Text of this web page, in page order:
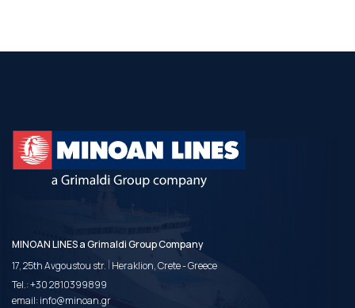
MINOAN LINES a Grimaldi Group Company
17, 25th Avgoustou str. | Heraklion, Crete - Greece
Tel.:+30 2810399899
email:info@minoan.gr